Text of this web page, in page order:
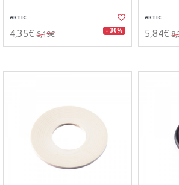
ARTIC
4,35€ 6,19€ - 30%
ARTIC
5,84€